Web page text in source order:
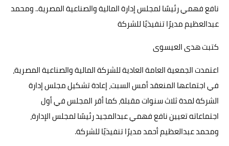
نافع فهمي رئيسًا لمجلس إدارة المالية والصناعية المصرية.. ومحمد
عبدالعظيم مديرًا تنفيذيًا للشركة
كتبت هدى العيسوى
اعتمدت الجمعية العامة العادية للشركة المالية والصناعية المصرية،
في اجتماعها المنعقد أمس السبت، إعادة تشكيل مجلس إدارة
الشركة لمدة ثلاث سنوات مقبلة، كما أقر المجلس في أول
اجتماعاته تعيين نافع فهمي عبدالمجيد رئيسًا لمجلس الإدارة،
ومحمد عبدالعظيم أحمد مديرًا تنفيذيًا للشركة.